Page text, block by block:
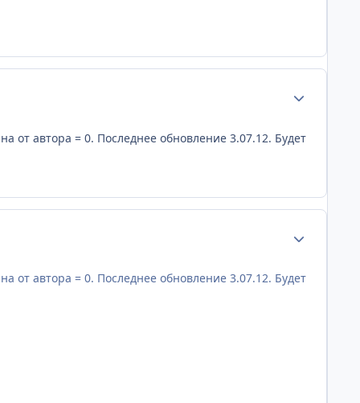
от автора = 0. Последнее обновление 3.07.12. Будет
от автора = 0. Последнее обновление 3.07.12. Будет